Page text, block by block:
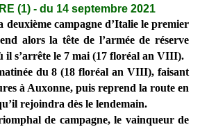
(1) - du 14 septembre 2021
deuxième campagne d’Italie le premier
alors la tête de l’armée de réserve
il s’arrête le 7 mai (17 floréal an VIII).
du 8 (18 floréal an VIII), faisant
à Auxonne, puis reprend la route en
rejoindra dès le lendemain.
de campagne, le vainqueur de